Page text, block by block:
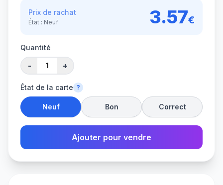
Prix de rachat
État : Neuf 3.57€
Quantité
- +
État de la carte ?
Neuf Bon Correct
Ajouter pour vendre